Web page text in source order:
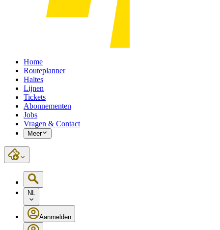
Home
Routeplanner
Haltes
Lijnen
Tickets
Abonnementen
Jobs
Vragen & Contact
Meer
NL
Aanmelden